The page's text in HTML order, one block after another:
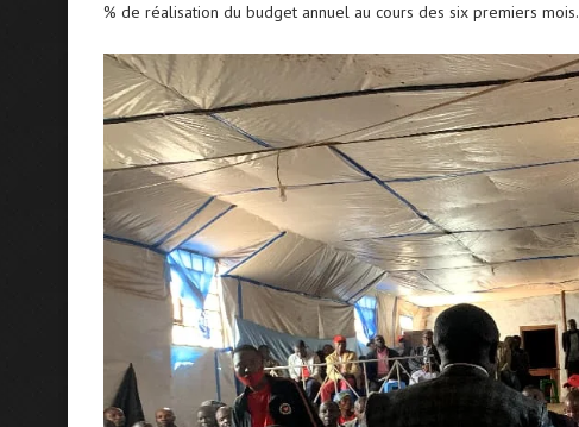
% de réalisation du budget annuel au cours des six premiers mois.